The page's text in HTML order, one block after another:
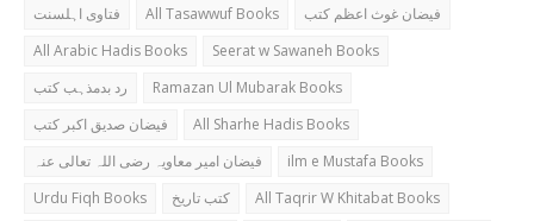
فتاوی اہلسنت
All Tasawwuf Books
فیضان غوث اعظم کتب
All Arabic Hadis Books
Seerat w Sawaneh Books
رد بدمذہب کتب
Ramazan Ul Mubarak Books
فیضان صدیق اکبر کتب
All Sharhe Hadis Books
فیضان امیر معاویہ رضی اللہ تعالی عنہ
ilm e Mustafa Books
Urdu Fiqh Books
کتب تاریخ
All Taqrir W Khitabat Books